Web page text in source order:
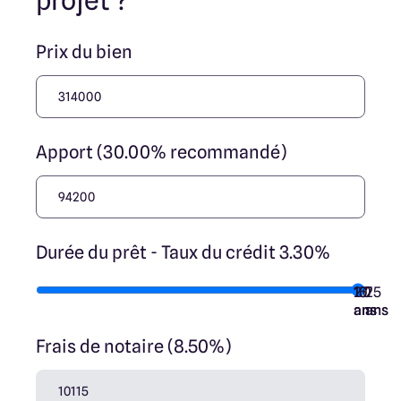
Prix du bien
Apport (30.00% recommandé)
Durée du prêt - Taux du crédit 3.30%
7
ans
10
ans
15
ans
20
ans
25
ans
Frais de notaire (8.50%)